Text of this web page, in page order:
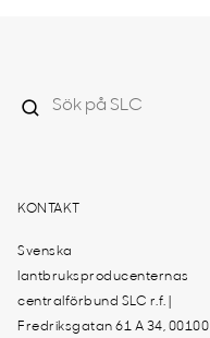
KONTAKT
Svenska
lantbruksproducenternas
centralförbund SLC r.f. |
Fredriksgatan 61 A 34, 00100